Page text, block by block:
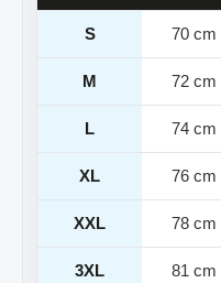
S 70 cm
M 72 cm
L 74 cm
XL 76 cm
XXL 78 cm
3XL 81 cm